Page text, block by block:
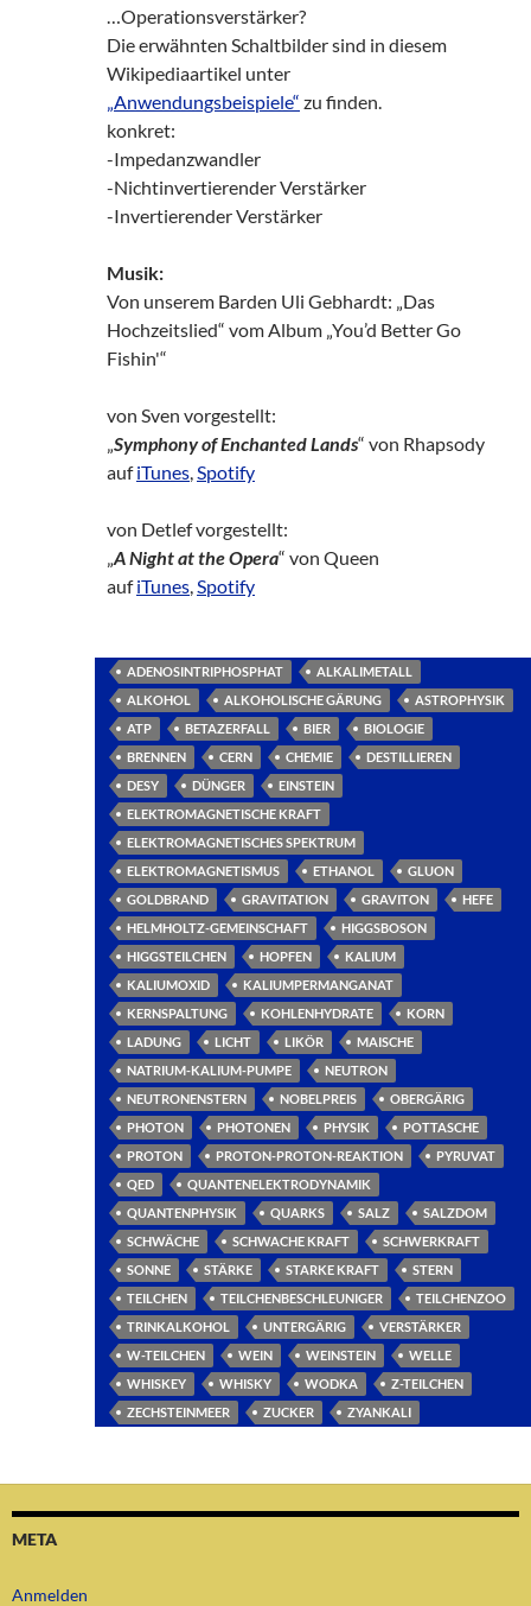
…Operationsverstärker?
Die erwähnten Schaltbilder sind in diesem
Wikipediaartikel unter
„Anwendungsbeispiele“ zu finden.
konkret:
-Impedanzwandler
-Nichtinvertierender Verstärker
-Invertierender Verstärker
Musik:
Von unserem Barden Uli Gebhardt: „Das
Hochzeitslied“ vom Album „You’d Better Go
Fishin'“
von Sven vorgestellt:
„Symphony of Enchanted Lands“ von Rhapsody
aufiTunes,Spotify
von Detlef vorgestellt:
„A Night at the Opera“ von Queen
aufiTunes,Spotify
ADENOSINTRIPHOSPHAT
ALKALIMETALL
ALKOHOL
ALKOHOLISCHE GÄRUNG
ASTROPHYSIK
ATP
BETAZERFALL BIER
BIOLOGIE
BRENNEN
CERN CHEMIE
DESTILLIEREN
DESY
DÜNGER
EINSTEIN
ELEKTROMAGNETISCHE KRAFT
ELEKTROMAGNETISCHES SPEKTRUM
ELEKTROMAGNETISMUS
ETHANOL
GLUON
GOLDBRAND
GRAVITATION GRAVITON
HEFE
HELMHOLTZ-GEMEINSCHAFT
HIGGSBOSON
HIGGSTEILCHEN
HOPFEN
KALIUM
KALIUMOXID
KALIUMPERMANGANAT
KERNSPALTUNG
KOHLENHYDRATE
KORN
LADUNG
LICHT LIKÖR
MAISCHE
NATRIUM-KALIUM-PUMPE
NEUTRON
NEUTRONENSTERN
NOBELPREIS
OBERGÄRIG
PHOTON
PHOTONEN PHYSIK
POTTASCHE
PROTON
PROTON-PROTON-REAKTION
PYRUVAT
QED
QUANTENELEKTRODYNAMIK
QUANTENPHYSIK
QUARKS SALZ
SALZDOM
SCHWÄCHE
SCHWACHE KRAFT
SCHWERKRAFT
SONNE
STÄRKE STARKE KRAFT
STERN
TEILCHEN
TEILCHENBESCHLEUNIGER
TEILCHENZOO
TRINKALKOHOL
UNTERGÄRIG
VERSTÄRKER
W-TEILCHEN
WEIN WEINSTEIN
WELLE
WHISKEY
WHISKY WODKA
Z-TEILCHEN
ZECHSTEINMEER
ZUCKER ZYANKALI
META
Anmelden